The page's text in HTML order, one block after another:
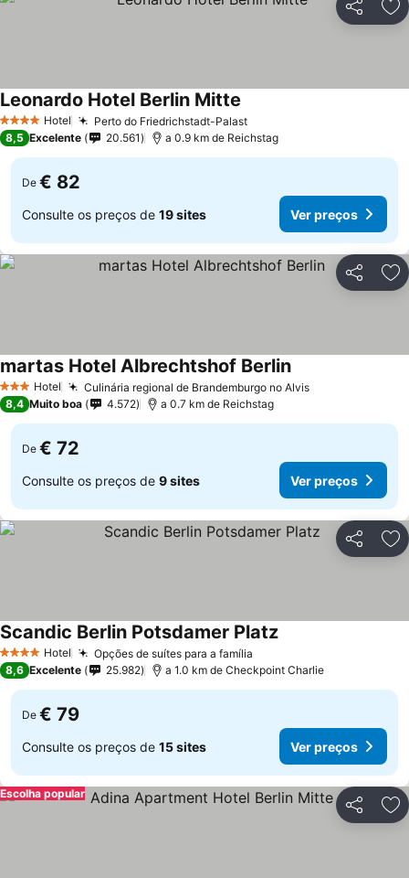
Partilhar
4 EstrelasHotel Perto do Friedrichstadt-Palast
Leonardo Hotel Berlin Mitte
8,5 Excelente 20.561 a 0.9 km de Reichstag
De € 82
Consulte os preços de 19 sites Ver preços
Partilhar
3 EstrelasHotel Culinária regional de Brandemburgo no Alvis
martas Hotel Albrechtshof Berlin
8,4 Muito boa 4.572 a 0.7 km de Reichstag
De € 72
Consulte os preços de 9 sites Ver preços
Partilhar
4 EstrelasHotel Opções de suítes para a família
Scandic Berlin Potsdamer Platz
8,6 Excelente 25.982 a 1.0 km de Checkpoint Charlie
De € 79
Consulte os preços de 15 sites Ver preços
Partilhar
Escolha popular